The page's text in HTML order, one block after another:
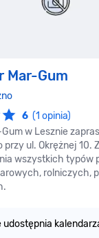
Mar-Gum
6 (1 opinia)
w Lesznie
ul. Okrężnej 10.
wszystkich typów
rolniczych,
udostępnia